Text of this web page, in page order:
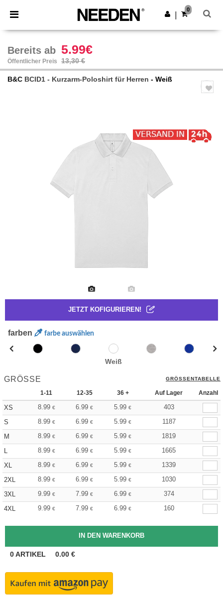
× Needen App
Bessere Preise in der App!
App holen
0
JETZT KOFIGURIEREN!
Bereits ab 5.99€
Öffentlicher Preis 13,30 €
B&C BCID1 - Kurzarm-Poloshirt für Herren - Weiß
farben farbe auswählen
Weiß
GRÖSSE GRÖSSENTABELLE
1-11 12-35 36 + Auf Lager Anzahl
XS 8.99 € 6.99 € 5.99 €
403
S
8.99 € 6.99 € 5.99 €
1187
M
8.99 € 6.99 € 5.99 €
1819
L
8.99 € 6.99 € 5.99 €
1665
XL
8.99 € 6.99 € 5.99 €
1339
2XL
8.99 € 6.99 € 5.99 €
1030
3XL
9.99 € 7.99 € 6.99 €
374
4XL
9.99 € 7.99 € 6.99 € 160
0ARTIKEL 0.00 €